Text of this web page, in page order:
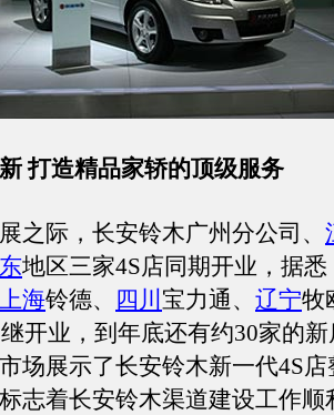
造精品家轿的顶级服务
际，长安铃木广州分公司、
地区三家4S店同期开业，据
上海铃德、 四川 宝力通、 辽宁牧
开业，到年底还有约30家的
场展示了长安铃木新一代4S
志着长安铃木渠道建设工作顺